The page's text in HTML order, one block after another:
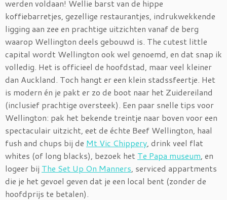
werden voldaan! Wellie barst van de hippe
koffiebarretjes, gezellige restaurantjes, indrukwekkende
ligging aan zee en prachtige uitzichten vanaf de berg
waarop Wellington deels gebouwd is. The cutest little
capital wordt Wellington ook wel genoemd, en dat snap ik
volledig. Het is officieel de hoofdstad, maar veel kleiner
dan Auckland. Toch hangt er een klein stadssfeertje. Het
is modern én je pakt er zo de boot naar het Zuidereiland
(inclusief prachtige oversteek). Een paar snelle tips voor
Wellington: pak het bekende treintje naar boven voor een
spectaculair uitzicht, eet de échte Beef Wellington, haal
fush and chups bij de Mt Vic Chippery, drink veel flat
whites (of long blacks), bezoek het Te Papa museum, en
logeer bij The Set Up On Manners, serviced appartments
die je het gevoel geven dat je een local bent (zonder de
hoofdprijs te betalen).